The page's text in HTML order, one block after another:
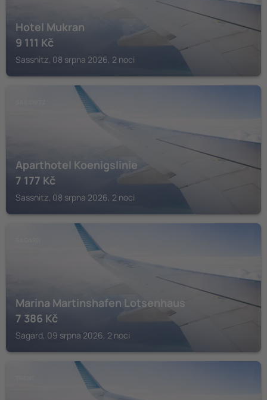
Hotel Mukran
9 111 Kč
Sassnitz, 08 srpna 2026, 2 noci
Aparthotel Koenigslinie
7 177 Kč
Sassnitz, 08 srpna 2026, 2 noci
Marina Martinshafen Lotsenhaus
7 386 Kč
Sagard, 09 srpna 2026, 2 noci